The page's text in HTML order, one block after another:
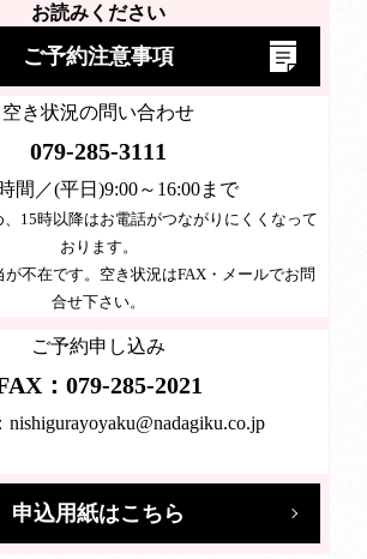
お読みください
ご予約注意事項
空き状況の問い合わせ
079-285-3111
間／(平日)9:00～16:00まで
15時以降はお電話がつながりにくくなって
おります。
不在です。空き状況はFAX・メールでお問
合せ下さい。
ご予約申し込み
：079-285-2021
nishigurayoyaku@nadagiku.co.jp
申込用紙はこちら